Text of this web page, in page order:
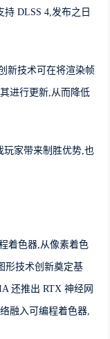
持 DLSS 4,发布之日
新技术可在将渲染帧
进行更新,从而降低
玩家带来制胜优势,也
着色器,从像素着色
形技术创新奠定基
还推出 RTX 神经网
融入可编程着色器,